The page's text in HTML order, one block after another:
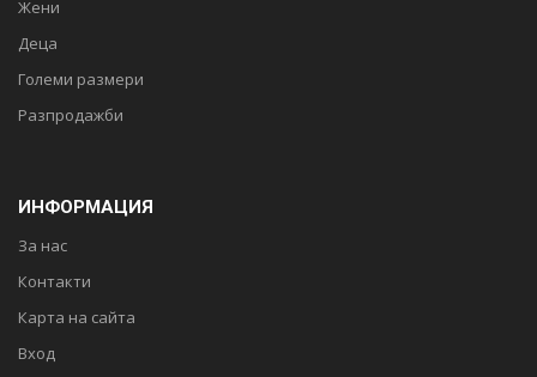
Жени
Деца
Големи размери
Разпродажби
ИНФОРМАЦИЯ
За нас
Контакти
Карта на сайта
Вход